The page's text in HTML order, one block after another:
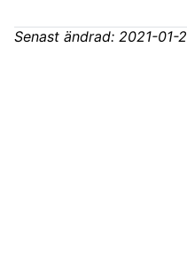
Senast ändrad: 2021-01-